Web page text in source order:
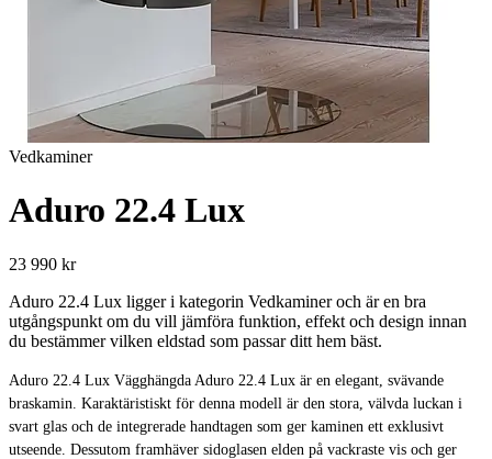
Vedkaminer
Aduro 22.4 Lux
23 990 kr
Aduro 22.4 Lux ligger i kategorin Vedkaminer och är en bra
utgångspunkt om du vill jämföra funktion, effekt och design innan
du bestämmer vilken eldstad som passar ditt hem bäst.
Aduro 22.4 Lux Vägghängda Aduro 22.4 Lux är en elegant, svävande
braskamin. Karaktäristiskt för denna modell är den stora, välvda luckan i
svart glas och de integrerade handtagen som ger kaminen ett exklusivt
utseende. Dessutom framhäver sidoglasen elden på vackraste vis och ger